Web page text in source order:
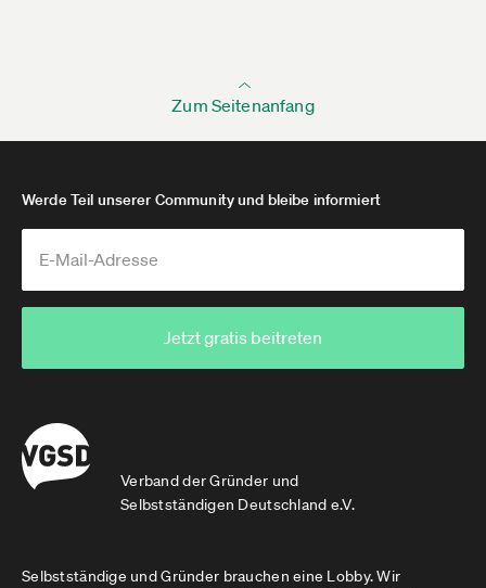
Zum Seitenanfang
Verband der Gründer und
Selbstständigen Deutschland e.V.
Werde Teil unserer Community und bleibe informiert
Jetzt gratis beitreten
Selbstständige und Gründer brauchen eine Lobby. Wir